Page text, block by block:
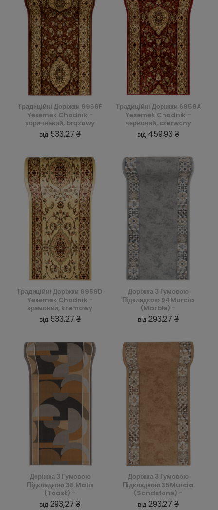
Традиційні Доріжки 6956F
Yesemek Chodnik -
коричневий, brązowy
від 533,27 ₴
Традиційні Доріжки 6956A
Yesemek Chodnik -
червоний, czerwony
від 459,93 ₴
Традиційні Доріжки 6956D
Yesemek Chodnik -
кремовий, kremowy
від 533,27 ₴
Доріжка З Гумовою
Підкладкою 94Murcia
(Marble) -
від 293,27 ₴
Доріжка З Гумовою
Підкладкою 38 Malis
(Toast) -
від 293,27 ₴
Доріжка З Гумовою
Підкладкою 35Murcia
(Sandstone) -
від 293,27 ₴